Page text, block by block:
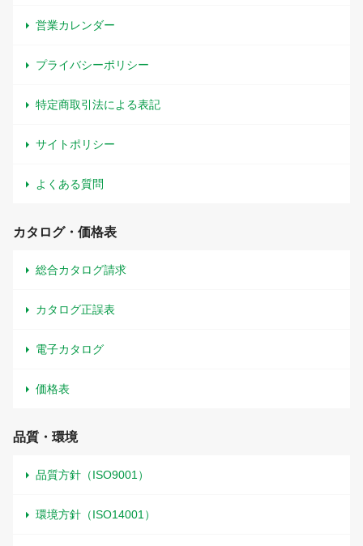
営業カレンダー
プライバシーポリシー
特定商取引法による表記
サイトポリシー
よくある質問
カタログ・価格表
総合カタログ請求
カタログ正誤表
電子カタログ
価格表
品質・環境
品質方針（ISO9001）
環境方針（ISO14001）